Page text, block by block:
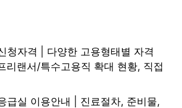
청자격 | 다양한 고용형태별 자격
리랜서/특수고용직 확대 현황, 직접
급실 이용안내 | 진료절차, 준비물,